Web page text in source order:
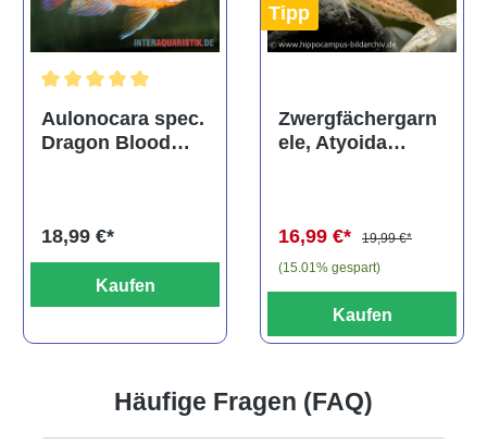
Aulonocara spec.
Dragon Blood
18,99 €*
Kaufen
Tipp
Zwergfächergarn
ele, Atyoida
16,99 €*
19,99 €*
(15.01% gespart)
Kaufen
Häufige Fragen (FAQ)